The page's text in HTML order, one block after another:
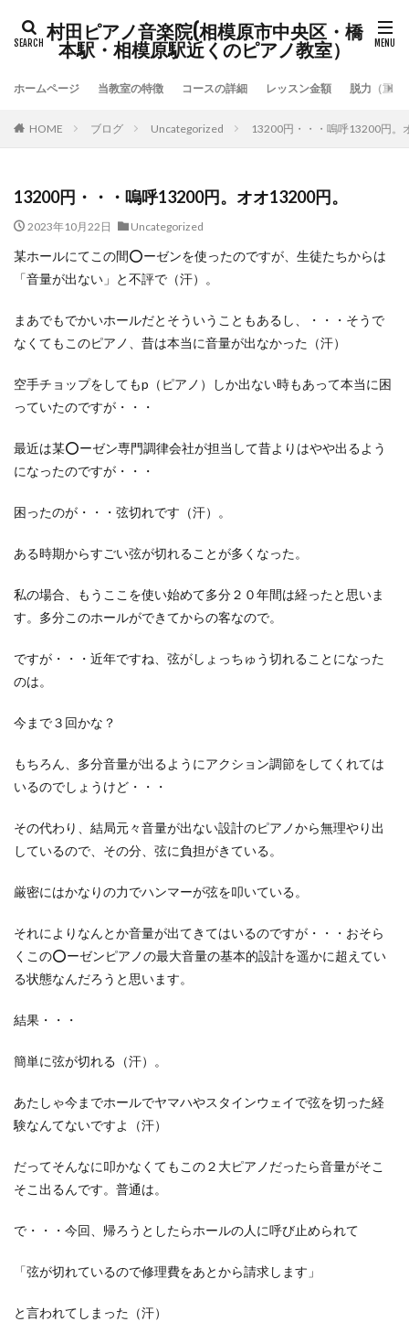
村田ピアノ音楽院(相模原市中央区・橋
本駅・相模原駅近くのピアノ教室）
ホームページ 当教室の特徴 コースの詳細 レッスン金額 脱力（重力
HOME ブログ Uncategorized 13200円・・・嗚呼13200円。
13200円・・・嗚呼13200円。オオ13200円。
2023年10月22日 Uncategorized
某ホールにてこの間⭕️ーゼンを使ったのですが、生徒たちからは
「音量が出ない」と不評で（汗）。
まあでもでかいホールだとそういうこともあるし、・・・そうで
なくてもこのピアノ、昔は本当に音量が出なかった（汗）
空手チョップをしてもp（ピアノ）しか出ない時もあって本当に困
っていたのですが・・・
最近は某⭕️ーゼン専門調律会社が担当して昔よりはやや出るよう
になったのですが・・・
困ったのが・・・弦切れです（汗）。
ある時期からすごい弦が切れることが多くなった。
私の場合、もうここを使い始めて多分２０年間は経ったと思いま
す。多分このホールができてからの客なので。
ですが・・・近年ですね、弦がしょっちゅう切れることになった
のは。
今まで３回かな？
もちろん、多分音量が出るようにアクション調節をしてくれては
いるのでしょうけど・・・
その代わり、結局元々音量が出ない設計のピアノから無理やり出
しているので、その分、弦に負担がきている。
厳密にはかなりの力でハンマーが弦を叩いている。
それによりなんとか音量が出てきてはいるのですが・・・おそら
くこの⭕️ーゼンピアノの最大音量の基本的設計を遥かに超えてい
る状態なんだろうと思います。
結果・・・
簡単に弦が切れる（汗）。
あたしゃ今までホールでヤマハやスタインウェイで弦を切った経
験なんてないですよ（汗）
だってそんなに叩かなくてもこの２大ピアノだったら音量がそこ
そこ出るんです。普通は。
で・・・今回、帰ろうとしたらホールの人に呼び止められて
「弦が切れているので修理費をあとから請求します」
と言われてしまった（汗）